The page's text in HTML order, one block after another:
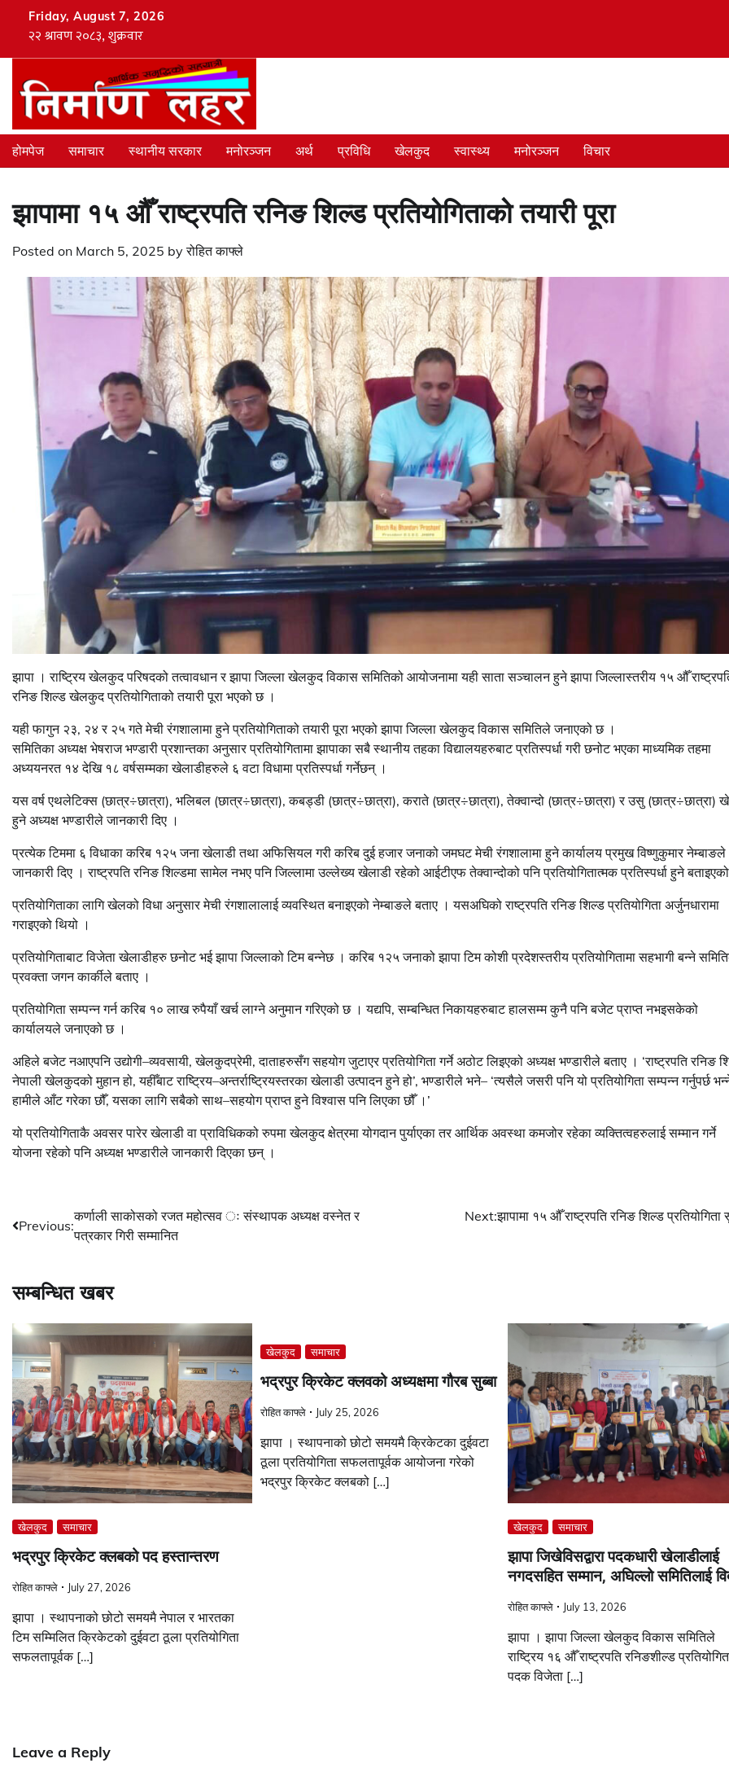
Friday, August 7, 2026
होमपेज समाचार स्थानीय सरकार मनोरञ्जन अर्थ प्रविधि खेलकुद स्वास्थ्य मनोरञ्जन विचार
झापामा १५ औँ राष्ट्रपति रनिङ शिल्ड प्रतियोगिताको तयारी पूरा
Posted on March 5, 2025 byरोहित काफ्ले
झापा । राष्ट्रिय खेलकुद परिषदको तत्वावधान र झापा जिल्ला खेलकुद विकास समितिको आयोजनामा यही साता सञ्चालन हुने झापा जिल्लास्तरीय १५ औँ
रनिङ शिल्ड खेलकुद प्रतियोगिताको तयारी पूरा भएको छ ।
यही फागुन २३, २४ र २५ गते मेची रंगशालामा हुने प्रतियोगिताको तयारी पूरा भएको झापा जिल्ला खेलकुद विकास समितिले जनाएको छ ।
समितिका अध्यक्ष भेषराज भण्डारी प्रशान्तका अनुसार प्रतियोगितामा झापाका सबै स्थानीय तहका विद्यालयहरुबाट प्रतिस्पर्धा गरी छनोट भएका माध्यमिक तहमा
अध्ययनरत १४ देखि १८ वर्षसम्मका खेलाडीहरुले ६ वटा विधामा प्रतिस्पर्धा गर्नेछन् ।
यस वर्ष एथलेटिक्स (छात्र÷छात्रा), भलिबल (छात्र÷छात्रा), कबड्डी (छात्र÷छात्रा), कराते (छात्र÷छात्रा), तेक्वान्दो (छात्र÷छात्रा) र उसु (छात्र÷छात्रा)
हुने अध्यक्ष भण्डारीले जानकारी दिए ।
प्रत्येक टिममा ६ विधाका करिब १२५ जना खेलाडी तथा अफिसियल गरी करिब दुई हजार जनाको जमघट मेची रंगशालामा हुने कार्यालय प्रमुख विष्णुकुमार नेम्बाङले
जानकारी दिए । राष्ट्रपति रनिङ शिल्डमा सामेल नभए पनि जिल्लामा उल्लेख्य खेलाडी रहेको आईटीएफ तेक्वान्दोको पनि प्रतियोगितात्मक प्रतिस्पर्धा हुने
प्रतियोगिताका लागि खेलको विधा अनुसार मेची रंगशालालाई व्यवस्थित बनाइएको नेम्बाङले बताए । यसअघिको राष्ट्रपति रनिङ शिल्ड प्रतियोगिता अर्जुनधारामा
गराइएको थियो ।
प्रतियोगिताबाट विजेता खेलाडीहरु छनोट भई झापा जिल्लाको टिम बन्नेछ । करिब १२५ जनाको झापा टिम कोशी प्रदेशस्तरीय प्रतियोगितामा सहभागी बन्ने
प्रवक्ता जगन कार्कीले बताए ।
प्रतियोगिता सम्पन्न गर्न करिब १० लाख रुपैयाँ खर्च लाग्ने अनुमान गरिएको छ । यद्यपि, सम्बन्धित निकायहरुबाट हालसम्म कुनै पनि बजेट प्राप्त नभइसकेको
कार्यालयले जनाएको छ ।
अहिले बजेट नआएपनि उद्योगी–व्यवसायी, खेलकुदप्रेमी, दाताहरुसँग सहयोग जुटाएर प्रतियोगिता गर्ने अठोट लिइएको अध्यक्ष भण्डारीले बताए । ‘राष्ट्रपति रनिङ
नेपाली खेलकुदको मुहान हो, यहीँबाट राष्ट्रिय–अन्तर्राष्ट्रियस्तरका खेलाडी उत्पादन हुने हो’, भण्डारीले भने– ‘त्यसैले जसरी पनि यो प्रतियोगिता सम्पन्न गर्नुपर्छ
हामीले आँट गरेका छौँ, यसका लागि सबैको साथ–सहयोग प्राप्त हुने विश्वास पनि लिएका छौँ ।’
यो प्रतियोगिताकै अवसर पारेर खेलाडी वा प्राविधिकको रुपमा खेलकुद क्षेत्रमा योगदान पुर्याएका तर आर्थिक अवस्था कमजोर रहेका व्यक्तित्वहरुलाई सम्मान गर्ने
योजना रहेको पनि अध्यक्ष भण्डारीले जानकारी दिएका छन् ।
Post
navigation
Previous:
कर्णाली साकोसको रजत महोत्सव ः संस्थापक अध्यक्ष वस्नेत र
पत्रकार गिरी सम्मानित
Next:झापामा १५ औँ राष्ट्रपति रनिङ शिल्ड प्रतियोगिता
सम्बन्धित खबर
खेलकुद समाचार
भद्रपुर क्रिकेट क्लबको पद हस्तान्तरण
रोहित काफ्ले July 27, 2026
झापा । स्थापनाको छोटो समयमै नेपाल र भारतका
टिम सम्मिलित क्रिकेटको दुईवटा ठूला प्रतियोगिता
सफलतापूर्वक […]
खेलकुद समाचार
भद्रपुर क्रिकेट क्लवको अध्यक्षमा गौरब सुब्बा
रोहित काफ्ले July 25, 2026
झापा । स्थापनाको छोटो समयमै क्रिकेटका दुईवटा
ठूला प्रतियोगिता सफलतापूर्वक आयोजना गरेको
भद्रपुर क्रिकेट क्लबको […]
खेलकुद समाचार
झापा जिखेविसद्वारा पदकधारी खेलाडीलाई
नगदसहित सम्मान, अघिल्लो समितिलाई
रोहित काफ्ले July 13, 2026
झापा । झापा जिल्ला खेलकुद विकास समितिले
राष्ट्रिय १६ औँ राष्ट्रपति रनिङशील्ड
पदक विजेता […]
Leave a Reply